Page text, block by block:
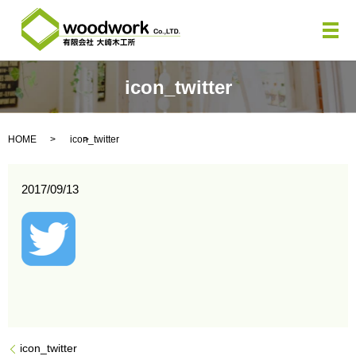
メ
icon_twitter
HOME icon_twitter
2017/09/13
icon_twitter